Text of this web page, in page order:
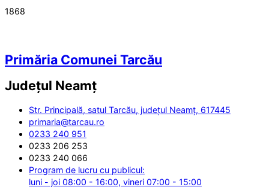
1868
Primăria Comunei Tarcău
Județul Neamț
Str. Principală, satul Tarcău, județul Neamț, 617445
primaria@tarcau.ro
0233 240 951
0233 206 253
0233 240 066
Program de lucru cu publicul:
luni - joi 08:00 - 16:00, vineri 07:00 - 15:00